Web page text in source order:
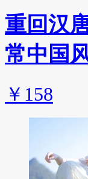
重回汉
常中国
￥158